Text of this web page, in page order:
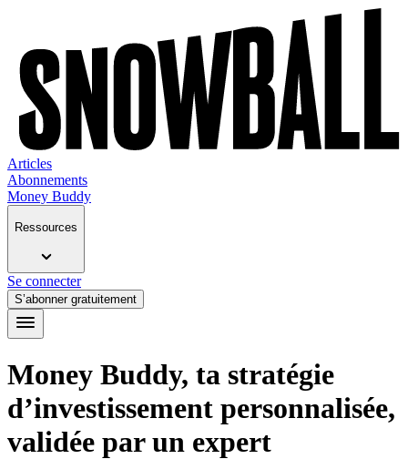
Articles
Abonnements
Money Buddy
Ressources
Se connecter
S’abonner gratuitement
Money Buddy, ta stratégie
d’investissement personnalisée,
validée par un expert